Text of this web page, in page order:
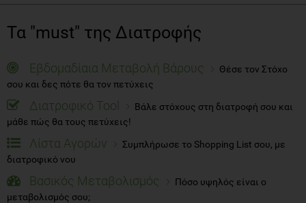
Τα "must" της Διατροφής
Εβδομαδίαια Μεταβολή Βάρους
Θέσε τον Στόχο
σου και δες πότε θα τον πετύχεις
Διατροφικό Tool
Βάλε στόχους στη διατροφή σου και
μάθε πώς θα τους πετύχεις!
Λίστα Αγορών
Συμπλήρωσε το Shopping List σου, με
διατροφικό νου
Βασικός Μεταβολισμός
Πόσο υψηλός είναι ο
μεταβολισμός σου;